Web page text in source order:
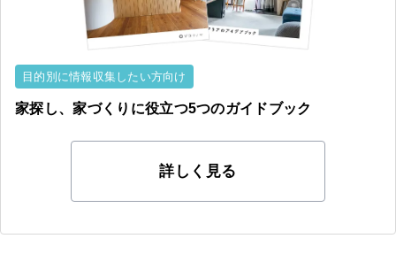
目的別に情報収集したい方向け
家探し、家づくりに役立つ5つのガイドブック
詳しく見る